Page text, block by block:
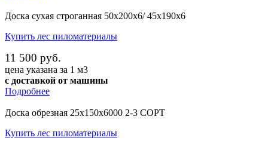
Доска сухая строганная 50х200х6/ 45х190х6
Купить лес пиломатериалы
11 500 руб.
цена указана за 1 м3
с доставкой от машины
Подробнее
Доска обрезная 25х150х6000 2-3 СОРТ
Купить лес пиломатериалы